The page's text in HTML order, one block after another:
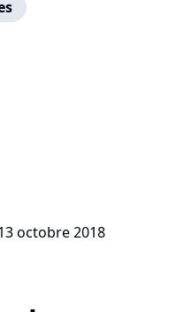
octobre 2018